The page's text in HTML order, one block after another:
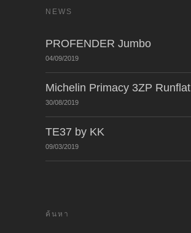
NEWS
PROFENDER Jumbo
04/09/2019
Michelin Primacy 3ZP Runflat
30/08/2019
TE37 by KK
09/03/2019
ค้นหา